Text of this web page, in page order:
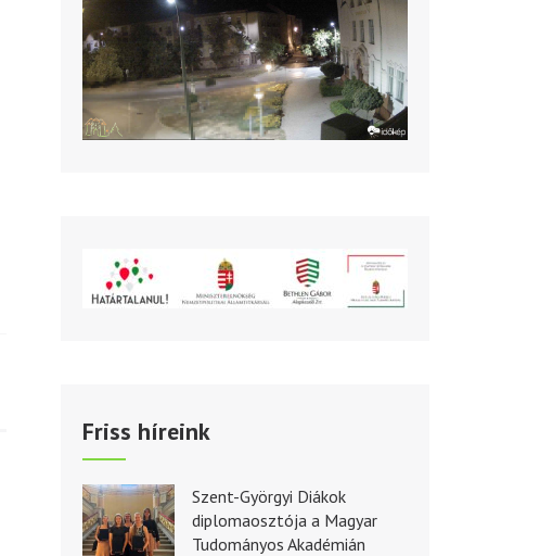
Friss híreink
Szent-Györgyi Diákok
diplomaosztója a Magyar
Tudományos Akadémián